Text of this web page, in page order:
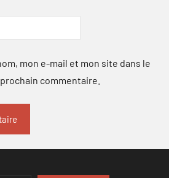
mon e-mail et mon site dans le
commentaire.